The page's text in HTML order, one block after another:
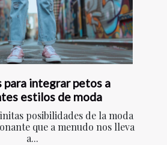
para integrar petos a
estilos de moda
posibilidades de la moda
que a menudo nos lleva
a...